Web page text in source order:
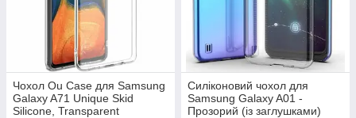
Чохол Ou Case для Samsung
Galaxy A71 Unique Skid
Silicone, Transparent
Силіконовий чохол для
Samsung Galaxy A01 -
Прозорий (із заглушками)